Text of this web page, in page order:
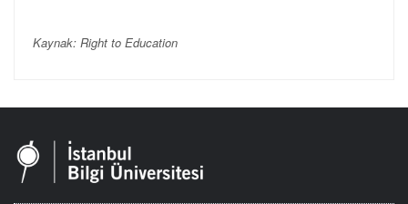
Kaynak: Right to Education